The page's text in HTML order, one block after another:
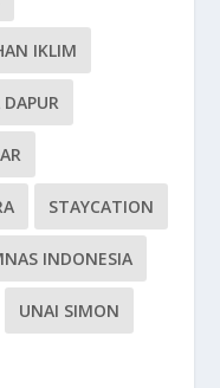
IKLIM
STAYCATION
INDONESIA
UNAI SIMON